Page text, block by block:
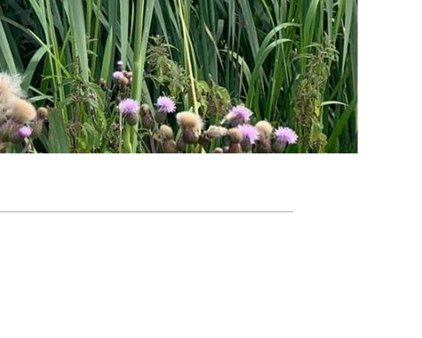
Agenda
Nieuwsbrief
De FPG